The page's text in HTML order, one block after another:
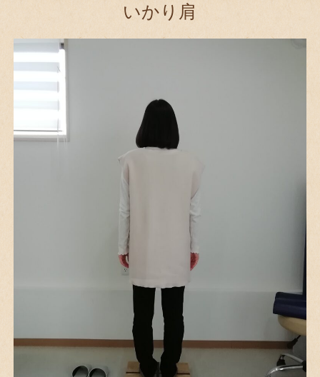
いかり肩